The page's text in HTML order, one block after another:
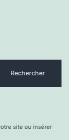
site ou insérer